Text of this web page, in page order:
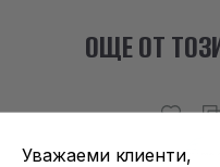
ОЩЕ ОТ
Уважаеми клиенти,